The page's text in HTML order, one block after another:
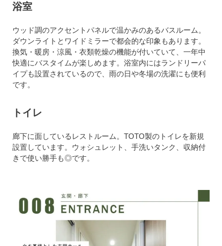
浴室
ウッド調のアクセントパネルで温かみのあるバスルーム。
ダウンライトとワイドミラーで都会的な印象もあります。
換気・暖房・涼風・衣類乾燥の機能が付いていて、一年中
快適にバスタイムが楽しめます。浴室内にはランドリーパ
イプも設置されているので、雨の日や冬場の洗濯にも便利
です。
トイレ
廊下に面しているレストルーム。TOTO製のトイレを新規
設置しています。ウォシュレット、手洗いタンク、収納付
きで使い勝手も◎です。